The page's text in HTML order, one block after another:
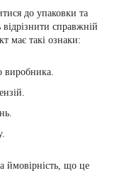
до упаковки та
справжній
має такі ознаки:
виробника.
ймовірність, що це